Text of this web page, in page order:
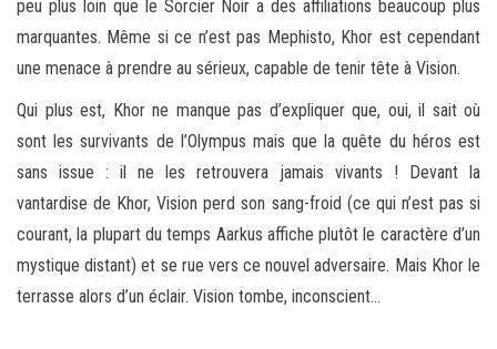
peu plus loin que le Sorcier Noir a des affiliations beaucoup plus
marquantes. Même si ce n’est pas Mephisto, Khor est cependant
une menace à prendre au sérieux, capable de tenir tête à Vision.
Qui plus est, Khor ne manque pas d’expliquer que, oui, il sait où
sont les survivants de l’Olympus mais que la quête du héros est
sans issue : il ne les retrouvera jamais vivants ! Devant la
vantardise de Khor, Vision perd son sang-froid (ce qui n’est pas si
courant, la plupart du temps Aarkus affiche plutôt le caractère d’un
mystique distant) et se rue vers ce nouvel adversaire. Mais Khor le
terrasse alors d’un éclair. Vision tombe, inconscient…